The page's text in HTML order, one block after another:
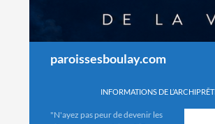
paroissesboulay.com
INFORMATIONS DE
"N'ayez pas peur de devenir les